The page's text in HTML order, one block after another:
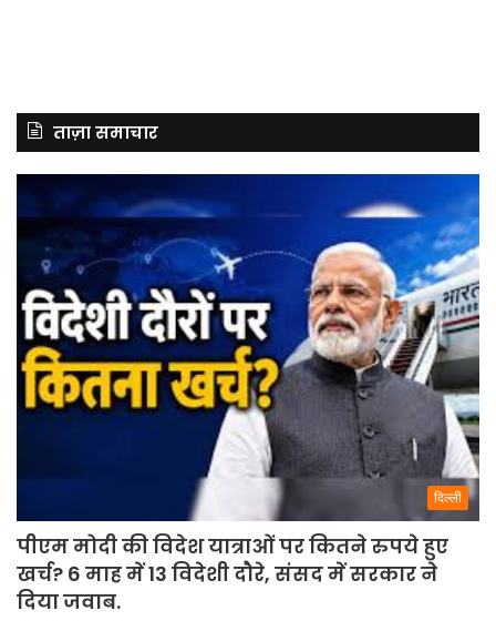
ताज़ा समाचार
दिल्ली
पीएम मोदी की विदेश यात्राओं पर कितने रुपये हुए
खर्च? 6 माह में 13 विदेशी दौरे, संसद में सरकार ने
दिया जवाब.